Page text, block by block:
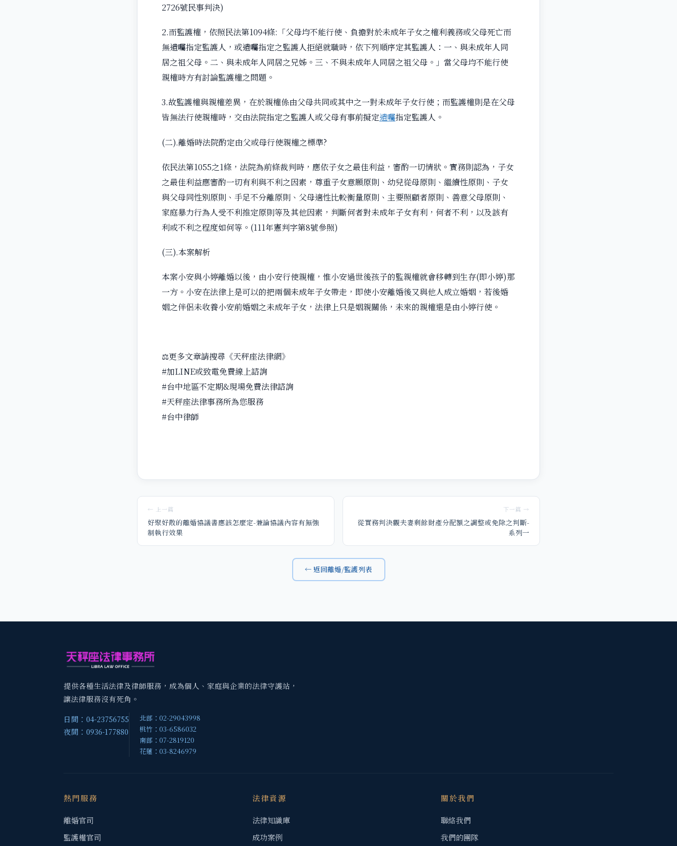
2726號民事判決)
2.而監護權，依照民法第1094條:「父母均不能行使、負擔對於未成年子女之權利義務或父母死亡而
無遺囑指定監護人，或遺囑指定之監護人拒絕就職時，依下列順序定其監護人：一、與未成年人同
居之祖父母。二、與未成年人同居之兄姊。三、不與未成年人同居之祖父母。」當父母均不能行使
親權時方有討論監護權之問題。
3.故監護權與親權差異，在於親權係由父母共同或其中之一對未成年子女行使；而監護權則是在父母
皆無法行使親權時，交由法院指定之監護人或父母有事前擬定遺囑指定監護人。
(二).離婚時法院酌定由父或母行使親權之標準?
依民法第1055之1條，法院為前條裁判時，應依子女之最佳利益，審酌一切情狀。實務則認為，子女
之最佳利益應審酌一切有利與不利之因素，尊重子女意願原則、幼兒從母原則、繼續性原則、子女
與父母同性別原則、手足不分離原則、父母適性比較衡量原則、主要照顧者原則、善意父母原則、
家庭暴力行為人受不利推定原則等及其他因素，判斷何者對未成年子女有利，何者不利，以及該有
利或不利之程度如何等。(111年憲判字第8號參照)
(三).本案解析
本案小安與小婷離婚以後，由小安行使親權，惟小安過世後孩子的監親權就會移轉到生存(即小婷)那
一方。小安在法律上是可以的把兩個未成年子女帶走，即使小安離婚後又與他人成立婚姻，若後婚
姻之伴侶未收養小安前婚姻之未成年子女，法律上只是姻親關係，未來的親權還是由小婷行使。
⚖️更多文章請搜尋《天秤座法律網》
#加LINE或致電免費線上諮詢
#台中地區不定期&現場免費法律諮詢
#天秤座法律事務所為您服務
#台中律師
← 上一篇
好聚好散的離婚協議書應該怎麼定-兼論協議內容有無強
制執行效果
下一篇 →
從實務判決觀夫妻剩餘財產分配額之調整或免除之判斷-
系列一
← 返回離婚/監護列表
提供各種生活法律及律師服務，成為個人、家庭與企業的法律守護站，
讓法律服務沒有死角。
日間：04-23756755
夜間：0936-177880
北部：02-29043998
桃竹：03-6586032
南部：07-2819120
花蓮：03-8246979
熱門服務
離婚官司
監護權官司
法律資源
法律知識庫
成功案例
關於我們
聯絡我們
我們的團隊